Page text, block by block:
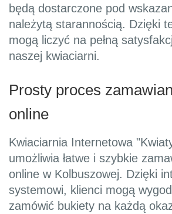
będą dostarczone pod
należytą starannością. Dzięki
mogą liczyć na pełną
naszej kwiaciarni.
Prosty proces
online
Kwiaciarnia Internetowa
umożliwia łatwe i szybkie
online w Kolbuszowej. Dzięki
systemowi, klienci mogą
zamówić bukiety na każdą